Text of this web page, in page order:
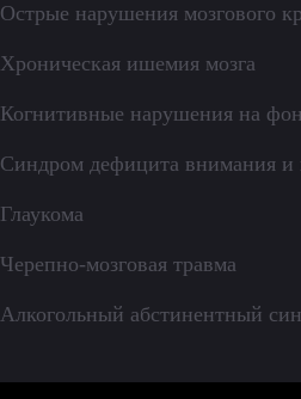
Острые нарушения мозгового
Хроническая ишемия мозга
Когнитивные нарушения на
Синдром дефицита внимания и
Глаукома
Черепно-мозговая травма
Алкогольный абстинентный